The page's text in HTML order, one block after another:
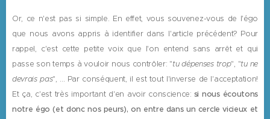
Or, ce n'est pas si simple. En effet, vous souvenez-vous de l'égo
que nous avons appris à identifier dans l'article précédent? Pour
rappel, c'est cette petite voix que l'on entend sans arrêt et qui
passe son temps à vouloir nous contrôler: "tu dépenses trop", "tu ne
devrais pas", ... Par conséquent, il est tout l'inverse de l'acceptation!
Et ça, c'est très important d'en avoir conscience: si nous écoutons
notre égo (et donc nos peurs), on entre dans un cercle vicieux et